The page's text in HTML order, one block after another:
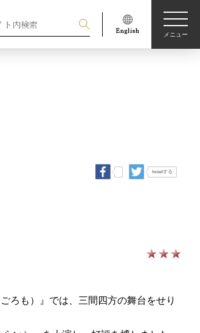
メニュー
tweetする
ろも）』では、三間四方の舞台をせり